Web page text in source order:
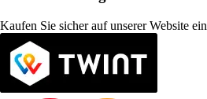
Kaufen Sie sicher auf unserer Website ein